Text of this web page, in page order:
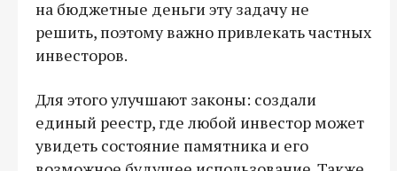
на бюджетные деньги эту задачу не
решить, поэтому важно привлекать частных
инвесторов.
Для этого улучшают законы: создали
единый реестр, где любой инвестор может
увидеть состояние памятника и его